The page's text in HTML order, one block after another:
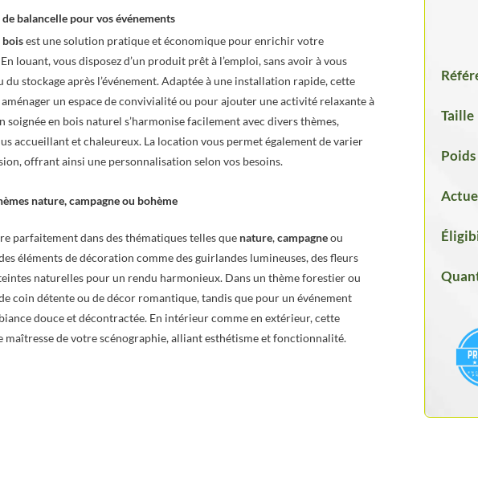
balancelle pour vos événements
boisest une solution pratique et économique pour enrichir votre
louant, vous disposez d’un produit prêt à l’emploi, sans avoir à vous
du stockage après l’événement. Adaptée à une installation rapide, cette
un espace de convivialité ou pour ajouter une activité relaxante à
en bois naturel s’harmonise facilement avec divers thèmes,
accueillant et chaleureux. La location vous permet également de varier
offrant ainsi une personnalisation selon vos besoins.
nature, campagne ou bohème
parfaitement dans des thématiques telles que nature,campagneou
éléments de décoration comme des guirlandes lumineuses, des fleurs
naturelles pour un rendu harmonieux. Dans un thème forestier ou
coin détente ou de décor romantique, tandis que pour un événement
douce et décontractée. En intérieur comme en extérieur, cette
maîtresse de votre scénographie, alliant esthétisme et fonctionnalité.
Taille
Poids